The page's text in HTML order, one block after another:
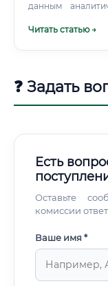
данным
Читать статью →
❓ Задать
Есть
Оставьте
комиссии
Ваше имя *